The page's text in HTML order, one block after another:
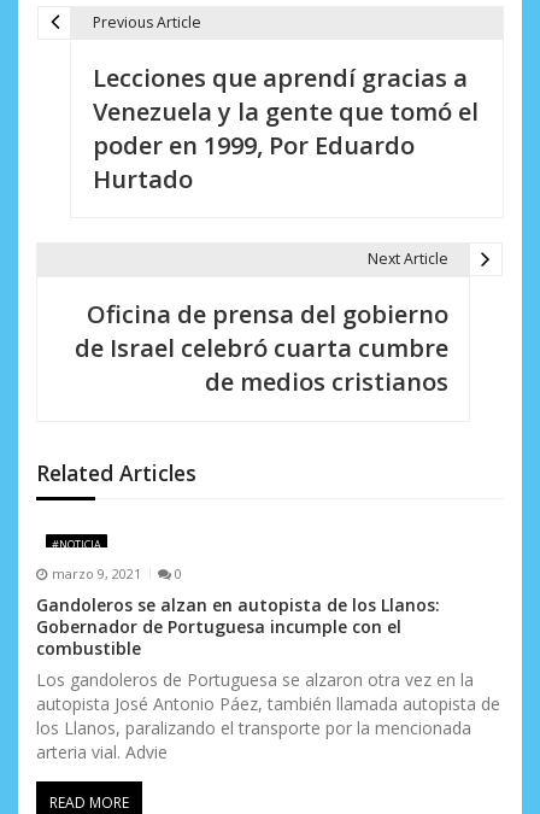
d
e
n
t
r
a
d
Previous Article
Lecciones que aprendí gracias a
Venezuela y la gente que tomó el
poder en 1999, Por Eduardo
Hurtado
Next Article
Oficina de prensa del gobierno
de Israel celebró cuarta cumbre
de medios cristianos
Related Articles
#NOTICIA
marzo 9, 2021 0
Gandoleros se alzan en autopista de los Llanos:
Gobernador de Portuguesa incumple con el
combustible
Los gandoleros de Portuguesa se alzaron otra vez en la
autopista José Antonio Páez​​, también llamada autopista de
los Llanos, paralizando el transporte por la mencionada
arteria vial. Advie
READ MORE